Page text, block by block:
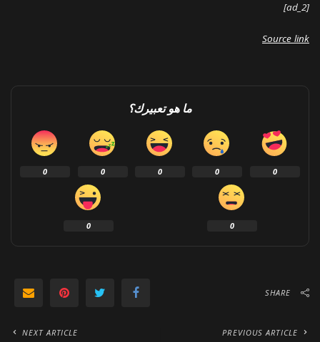
[ad_2]
Source link
ما هو تعبيرك؟
0
0
0
0
0
0
0
SHARE
PREVIOUS ARTICLE
NEXT ARTICLE